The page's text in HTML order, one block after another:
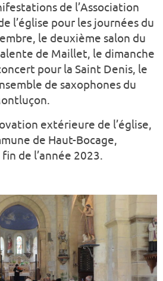
de l’Association
l’église pour les journées du
le deuxième salon du
de Maillet, le dimanche
pour la Saint Denis, le
de saxophones du
extérieure de l’église,
de Haut-Bocage,
de l’année 2023.